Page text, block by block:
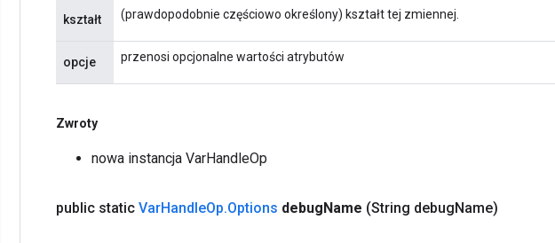
kształt (prawdopodobnie częściowo określony) kształt tej zmiennej.
opcje przenosi opcjonalne wartości atrybutów
Zwroty
nowa instancja VarHandleOp
public static VarHandleOp.Options debugName (String debugName)